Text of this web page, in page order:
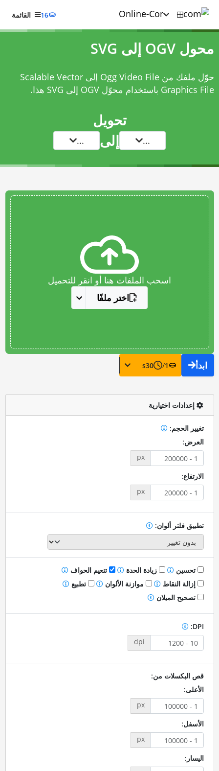
16 القائمة
محول OGV إلى SVG
حوّل ملفك من Ogg Video File إلى Scalable Vector
Graphics File باستخدام
محوّل OGV إلى SVG هذا.
تحويل
... إلى ...
اسحب الملفات هنا أو انقر للتحميل
اختر ملفًا
ابدأ 1
/
30
s
إعدادات اختيارية
تغيير الحجم:
العرض:
px
الارتفاع:
px
تطبيق فلتر ألوان:
تحسين زيادة الحدة
تنعيم الحواف
إزالة النقاط
موازنة الألوان
تطبيع
تصحيح الميلان
DPI:
dpi
قص البكسلات من:
الأعلى:
px
الأسفل:
px
اليسار: